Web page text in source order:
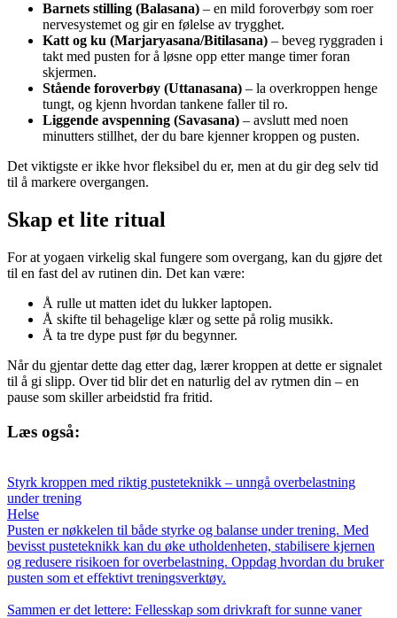
Barnets stilling (Balasana) – en mild foroverbøy som roer
nervesystemet og gir en følelse av trygghet.
Katt og ku (Marjaryasana/Bitilasana) – beveg ryggraden i
takt med pusten for å løsne opp etter mange timer foran
skjermen.
Stående foroverbøy (Uttanasana) – la overkroppen henge
tungt, og kjenn hvordan tankene faller til ro.
Liggende avspenning (Savasana) – avslutt med noen
minutters stillhet, der du bare kjenner kroppen og pusten.
Det viktigste er ikke hvor fleksibel du er, men at du gir deg selv tid
til å markere overgangen.
Skap et lite ritual
For at yogaen virkelig skal fungere som overgang, kan du gjøre det
til en fast del av rutinen din. Det kan være:
Å rulle ut matten idet du lukker laptopen.
Å skifte til behagelige klær og sette på rolig musikk.
Å ta tre dype pust før du begynner.
Når du gjentar dette dag etter dag, lærer kroppen at dette er signalet
til å gi slipp. Over tid blir det en naturlig del av rytmen din – en
pause som skiller arbeidstid fra fritid.
Læs også:
Styrk kroppen med riktig pusteteknikk – unngå overbelastning
under trening
Helse
Pusten er nøkkelen til både styrke og balanse under trening. Med
bevisst pusteteknikk kan du øke utholdenheten, stabilisere kjernen
og redusere risikoen for overbelastning. Oppdag hvordan du bruker
pusten som et effektivt treningsverktøy.
Sammen er det lettere: Fellesskap som drivkraft for sunne vaner